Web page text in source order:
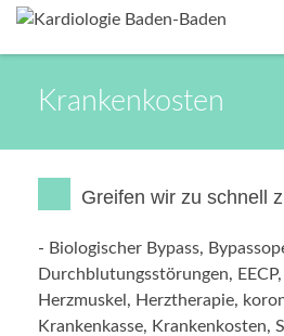
Krankenkosten
Greifen wir zu schnell
- Biologischer Bypass,
Durchblutungsstörungen, EECP,
Herzmuskel , Herztherapie,
Krankenkasse, Krankenkosten,